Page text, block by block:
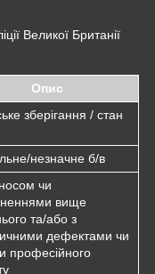
Великої Британії
Опис
зберігання / стан
незначне б/в
чи
вище
та/або з
дефектами чи
професійного